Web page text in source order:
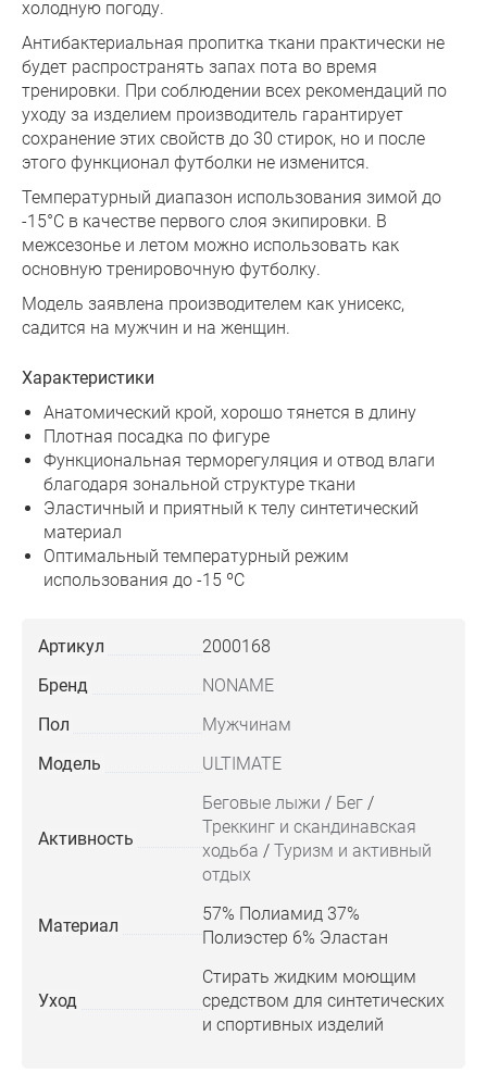
холодную погоду.
Антибактериальная пропитка ткани практически не
будет распространять запах пота во время
тренировки. При соблюдении всех рекомендаций по
уходу за изделием производитель гарантирует
сохранение этих свойств до 30 стирок, но и после
этого функционал футболки не изменится.
Температурный диапазон использования зимой до
-15°C в качестве первого слоя экипировки. В
межсезонье и летом можно использовать как
основную тренировочную футболку.
Модель заявлена производителем как унисекс,
садится на мужчин и на женщин.
Характеристики
Анатомический крой, хорошо тянется в длину
Плотная посадка по фигуре
Функциональная терморегуляция и отвод влаги
благодаря зональной структуре ткани
Эластичный и приятный к телу синтетический
материал
Оптимальный температурный режим
использования до -15 ºC
Артикул
2000168
Бренд
NONAME
Пол
Мужчинам
Модель
ULTIMATE
Активность
Беговые лыжи / Бег /
Треккинг и скандинавская
ходьба /Туризм и активный
отдых
Материал
57% Полиамид 37%
Полиэстер 6% Эластан
Уход
Стирать жидким моющим
средством для синтетических
и спортивных изделий